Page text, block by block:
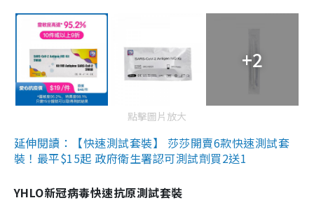
+2
點擊圖片放大
延伸閱讀：【快速測試套裝】 莎莎開賣6款快速測試套
裝！最平$15起 政府衛生署認可測試劑買2送1
YHLO新冠病毒快速抗原測試套裝